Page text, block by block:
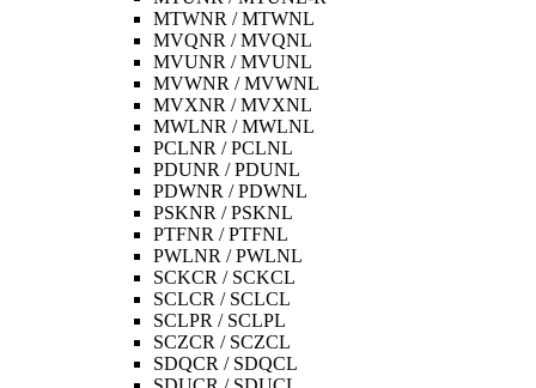
MTWNR / MTWNL
MVQNR / MVQNL
MVUNR / MVUNL
MVWNR / MVWNL
MVXNR / MVXNL
MWLNR / MWLNL
PCLNR / PCLNL
PDUNR / PDUNL
PDWNR / PDWNL
PSKNR / PSKNL
PTFNR / PTFNL
PWLNR / PWLNL
SCKCR / SCKCL
SCLCR / SCLCL
SCLPR / SCLPL
SCZCR / SCZCL
SDQCR / SDQCL